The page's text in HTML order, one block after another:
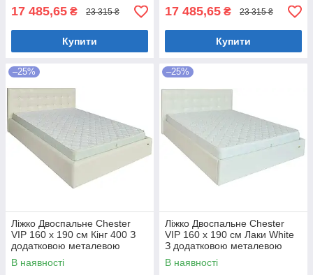
17 485,65 ₴ 23 315 ₴
Купити
17 485,65 ₴ 23 315 ₴
Купити
–25%
Ліжко Двоспальне Chester
VIP 160 х 190 см Кінг 400 З
додатковою металевою
цільнозварною рамою C1
Білий
В наявності
–25%
Ліжко Двоспальне Chester
VIP 160 х 190 см Лаки White
З додатковою металевою
цільнозварною рамою Білий
В наявності